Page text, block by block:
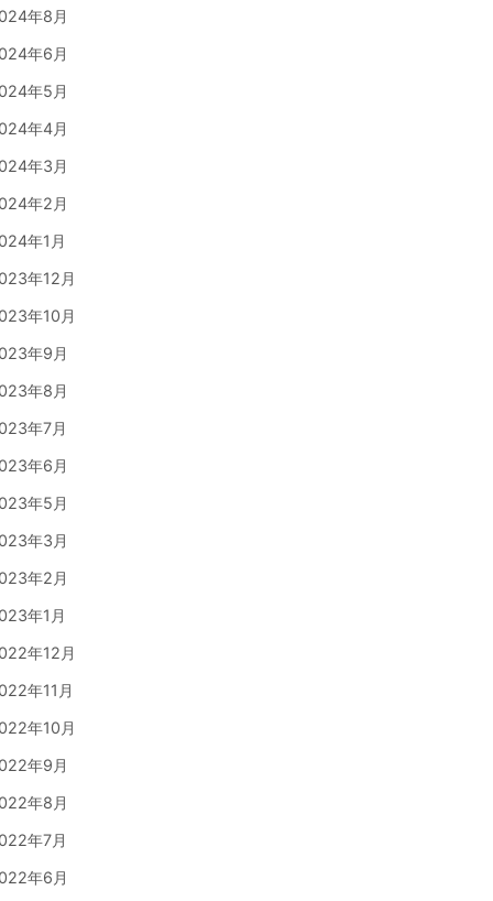
年8月
年6月
年5月
年4月
年3月
年2月
年1月
年12月
年10月
年9月
年8月
年7月
年6月
年5月
年3月
年2月
年1月
年12月
年11月
年10月
年9月
年8月
年7月
年6月